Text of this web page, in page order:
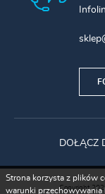
DOŁĄCZ
Copyright
Strona korzysta z plików
warunki